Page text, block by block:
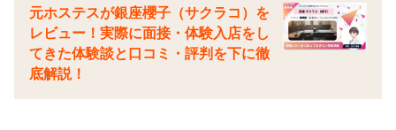
元ホステスが銀座櫻子（サクラコ）を
レビュー！実際に面接・体験入店をし
てきた体験談と口コミ・評判を下に徹
底解説！